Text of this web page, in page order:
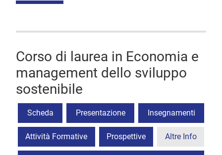
Corso di laurea in Economia e
management dello sviluppo
sostenibile
Scheda Presentazione Insegnamenti
Attività Formative Prospettive Altre Info